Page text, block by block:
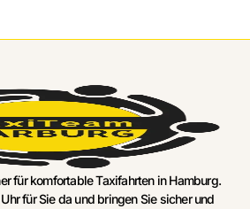
für komfortable Taxifahrten in Hamburg.
für Sie da und bringen Sie sicher und